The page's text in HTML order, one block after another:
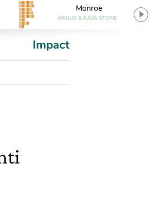
Monroe
ANGUS & JULIA STONE
Impact